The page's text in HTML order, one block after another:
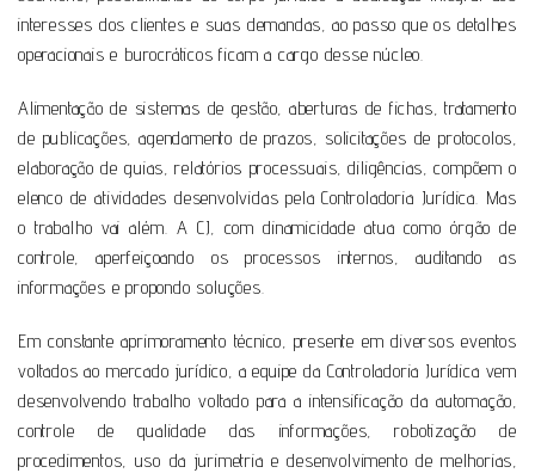
interesses dos clientes e suas demandas, ao passo que os detalhes
operacionais e burocráticos ficam a cargo desse núcleo.
Alimentação de sistemas de gestão, aberturas de fichas, tratamento
de publicações, agendamento de prazos, solicitações de protocolos,
elaboração de guias, relatórios processuais, diligências, compõem o
elenco de atividades desenvolvidas pela Controladoria Jurídica. Mas
o trabalho vai além. A CJ, com dinamicidade atua como órgão de
controle, aperfeiçoando os processos internos, auditando as
informações e propondo soluções.
Em constante aprimoramento técnico, presente em diversos eventos
voltados ao mercado jurídico, a equipe da Controladoria Jurídica vem
desenvolvendo trabalho voltado para a intensificação da automação,
controle de qualidade das informações, robotização de
procedimentos, uso da jurimetria e desenvolvimento de melhorias,